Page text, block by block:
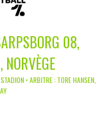
08,
NORVÈGE
• ARBITRE : TORE HANSEN,